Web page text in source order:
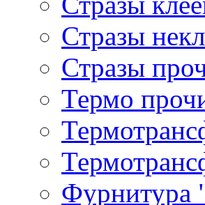
Стразы
Стразы
Термо
Фурнитура